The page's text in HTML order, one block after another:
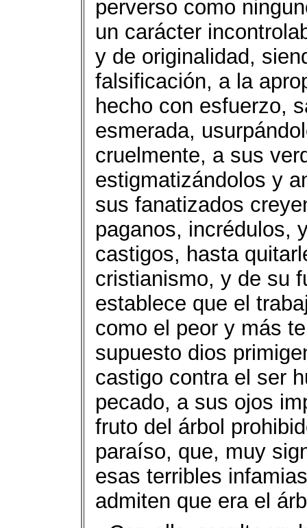
perverso como
un carácter
y de originalidad,
falsificación, a la
hecho con esfuerzo,
esmerada,
cruelmente, a sus
estigmatizándolos y
sus fanatizados
paganos, incrédulos,
castigos, hasta
cristianismo, y de su
establece que el
como el peor y más
supuesto dios
castigo contra el ser
pecado, a sus ojos
fruto del árbol
paraíso, que, muy
esas terribles
admiten que era el